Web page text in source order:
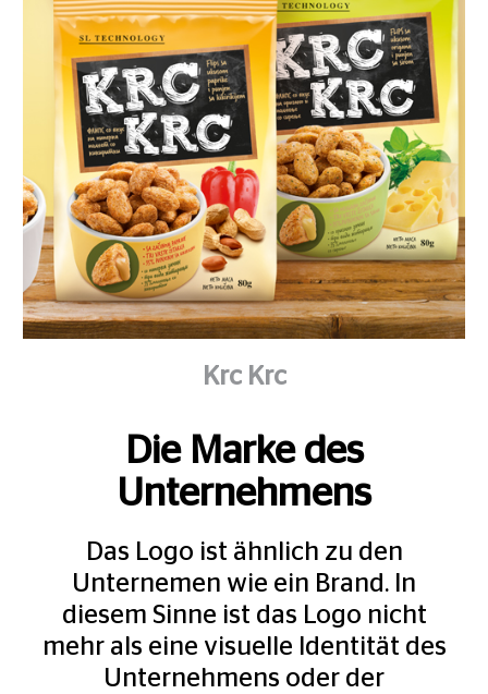
Krc Krc
Die Marke des
Unternehmens
Das Logo ist ähnlich zu den
Unternemen wie ein Brand. In
diesem Sinne ist das Logo nicht
mehr als eine visuelle Identität des
Unternehmens oder der